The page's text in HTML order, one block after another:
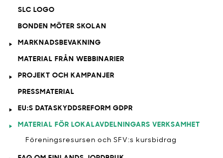
SLC LOGO
BONDEN MÖTER SKOLAN
MARKNADSBEVAKNING
MATERIAL FRÅN WEBBINARIER
PROJEKT OCH KAMPANJER
PRESSMATERIAL
EU:S DATASKYDDSREFORM GDPR
MATERIAL FÖR LOKALAVDELNINGARS VERKSAMHET
Föreningsresursen och SFV:s kursbidrag